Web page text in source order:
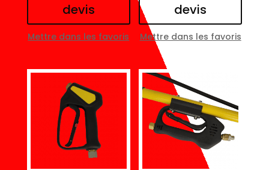
devis
Mettre dans les favoris
devis
Mettre dans les favoris